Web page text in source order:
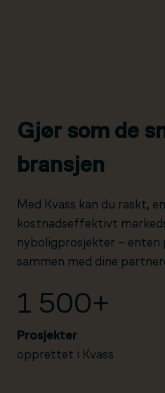
Gjør som de
bransjen
Med Kvass kan du raskt,
kostnadseffektivt
nyboligprosjekter – enten
sammen med dine
1 500+
Prosjekter
opprettet i Kvass